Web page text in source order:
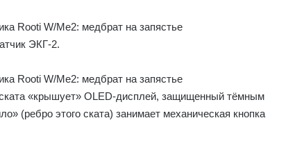
ЭКГ-2.
«крышует» OLED-дисплей, защищенный тёмным
(ребро этого ската) занимает механическая кнопка